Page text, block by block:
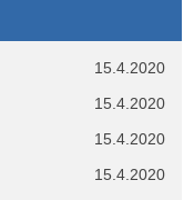
15.4.2020
15.4.2020
15.4.2020
15.4.2020